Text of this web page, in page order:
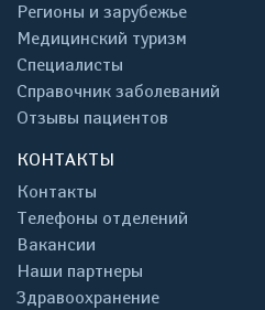
Регионы и зарубежье
Медицинский туризм
Специалисты
Справочник заболеваний
Отзывы пациентов
КОНТАКТЫ
Контакты
Телефоны отделений
Вакансии
Наши партнеры
Здравоохранение